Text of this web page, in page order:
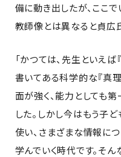
備に動き出したが、ここで
教師像とは異なると貞広
「かつては、先生といえ
書いてある科学的な『真
面が強く、能力としても
した。しかし今はもう子
使い、さまざまな情報に
学んでいく時代です。そ